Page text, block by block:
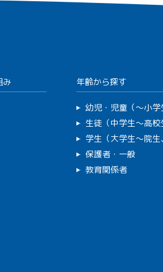
み 年齢から探す
幼児・児童（～小学
生徒（中学生～高校
学生（大学生～院生
保護者・一般
教育関係者